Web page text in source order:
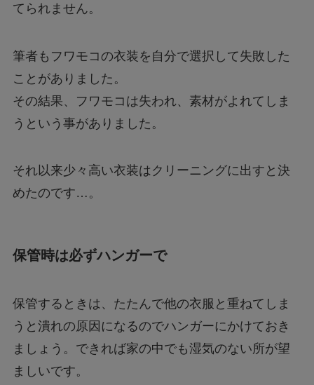
てられません。
筆者もフワモコの衣装を自分で選択して失敗した
ことがありました。
その結果、フワモコは失われ、素材がよれてしま
うという事がありました。
それ以来少々高い衣装はクリーニングに出すと決
めたのです…。
保管時は必ずハンガーで
保管するときは、たたんで他の衣服と重ねてしま
うと潰れの原因になるのでハンガーにかけておき
ましょう。できれば家の中でも湿気のない所が望
ましいです。